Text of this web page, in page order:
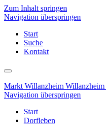
Zum Inhalt springen
Navigation überspringen
Start
Suche
Kontakt
Markt Willanzheim Willanzheim
Navigation überspringen
Start
Dorfleben